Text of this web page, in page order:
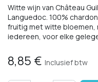
Witte wijn van Château
Languedoc. 100%
fruitig met witte bloemen,
iedereen, voor elke
8,85 € Inclusief btw